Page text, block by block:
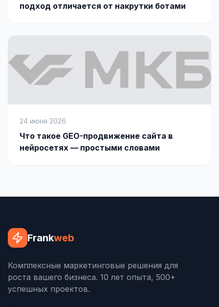
подход отличается от накрутки ботами
24 июня 2026
Что такое GEO-продвижение сайта в
нейросетях — простыми словами
Frankweb
Комплексные маркетинговые решения для
роста вашего бизнеса. 10 лет опыта, 500+
успешных проектов.